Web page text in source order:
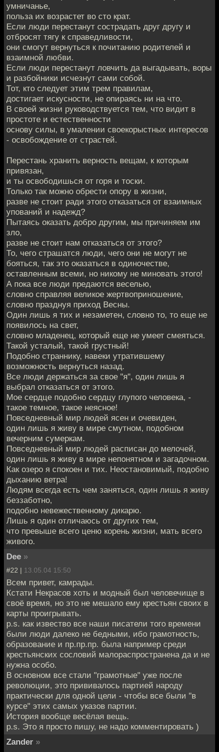
умничанье,
польза их возрастет во сто крат.
Если люди перестанут сострадать друг другу и
отбросят тягу к справедливости,
они смогут вернуться к почитанию родителей и
взаимной любви.
Если люди перестанут ловчить да выгадывать, воры
и разбойники исчезнут сами собой.
Тот, кто следует этим трем правилам,
достигает искусности, не опираясь ни на что.
В своей жизни руководствуется тем, что видит в
простоте и естественности
основу силы, в умалении своекорыстных интересов
- освобождение от страстей.
Перестань хранить верность вещам, к которым
привязан,
и ты освободишься от горя и тоски.
Только так можно обрести опору в жизни,
разве не стоит ради этого отказаться от взаимных
упований и надежд?
Пытаясь оказать добро другим, мы причиняем им
зло,
разве не стоит нам отказаться от этого?
То, чего страшатся люди, чего они не могут не
бояться, так это оказаться в одиночестве,
оставленным всеми, но никому не миновать этого!
А пока все люди предаются веселью,
словно справляя великое жертвоприношение,
словно празднуя приход Весны.
Один лишь я тих и незаметен, словно то, то еще не
появилось на свет,
словно младенец, который еще не умеет смеяться.
Такой усталый, такой грустный!
Подобно страннику, навеки утратившему
возможность вернуться назад.
Все люди держаться за свое "я", один лишь я
выбрал отказаться от этого.
Мое сердце подобно сердцу глупого человека, -
такое темное, такое неясное!
Повседневный мир людей ясен и очевиден,
один лишь я живу в мире смутном, подобном
вечерним сумеркам.
Повседневный мир людей расписан до мелочей,
один лишь я живу в мире непонятном и загадочном.
Как озеро я спокоен и тих. Неостановимый, подобно
дыханию ветра!
Людям всегда есть чем заняться, один лишь я живу
беззаботно,
подобно невежественному дикарю.
Лишь я один отличаюсь от других тем,
что превыше всего ценю корень жизни, мать всего
живого.
Dee »
#22 | 13.05.04 15:50
Всем привет, камрады.
Кстати Некрасов хоть и модный был человечище в
своё время, но это не мешало ему крестьян своих в
карты проигрывать.
p.s. как извество все наши писатели того времени
были люди далеко не бедными, ибо грамотность,
образование и пр.пр.пр. была например среди
крестьянских сословий малораспространена да и не
нужна особо.
В основном все стали "грамотные" уже после
революции, это прививалось партией народу
практически для одной цели - чтобы все были "в
курсе" этих самых указов партии.
История вообще весёлая вещь.
p.s. Это я просто пишу, не надо комментировать )
Zander »